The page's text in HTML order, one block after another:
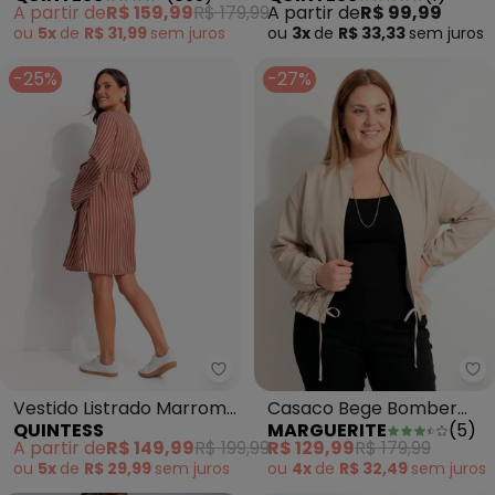
Amarrações
A partir deR$ 159,99R$ 179,99
ou 5x de R$ 31,99 sem juros
A partir deR$ 99,99
ou 3x de R$ 33,33 sem juros
-25%
Quintess - Vestido Listrado
Vestido Listrado Marrom
em Tecido Plano
Maquinetado
QUINTESS
A partir deR$ 149,99R$ 199,99
ou 5x de R$ 29,99 sem juros
-27%
Casaco Bege Bomber
Tecido Plano
MARGUERITE (5)
R$ 129,99R$ 179,99
ou 4x de R$ 32,49 sem juros